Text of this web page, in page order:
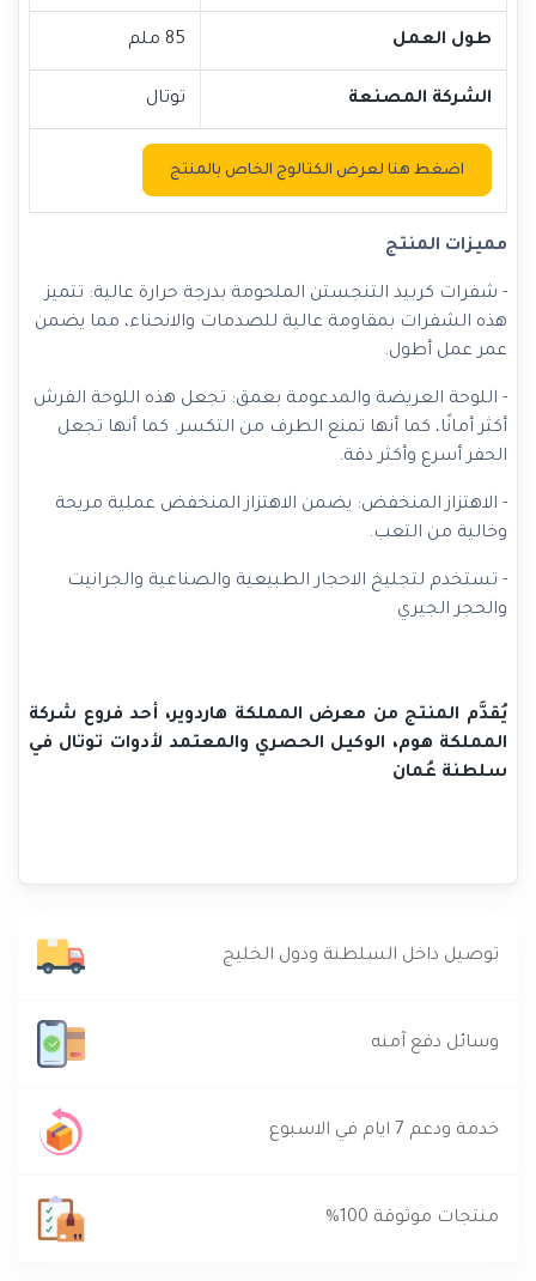
طول العمل 85 ملم
الشركة المصنعة توتال
اضغط هنا لعرض الكتالوج الخاص بالمنتج
مميزات المنتج
- شفرات كربيد التنجستن الملحومة بدرجة حرارة عالية: تتميز
هذه الشفرات بمقاومة عالية للصدمات والانحناء، مما يضمن
عمر عمل أطول.
- اللوحة العريضة والمدعومة بعمق: تجعل هذه اللوحة الفرش
أكثر أمانًا، كما أنها تمنع الطرف من التكسر. كما أنها تجعل
الحفر أسرع وأكثر دقة.
- الاهتزاز المنخفض: يضمن الاهتزاز المنخفض عملية مريحة
وخالية من التعب.
- تستخدم لتجليخ الاحجار الطبيعية والصناعية والجرانيت
والحجر الجيري
يُقدَّم المنتج من معرض المملكة هاردوير، أحد فروع شركة
المملكة هوم، الوكيل الحصري والمعتمد لأدوات توتال في
سلطنة عُمان
توصيل داخل السلطنة ودول الخليج
وسائل دفع آمنه
خدمة ودعم 7 ايام في الاسبوع
منتجات موثوقة 100%